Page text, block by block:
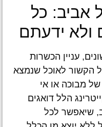
אביב: כל
ולא ידעתם
עניין הכשרות
הקשור לאוכל שנמצא
מבוכה או אי
הלל דואגים
שיאפשר לכל